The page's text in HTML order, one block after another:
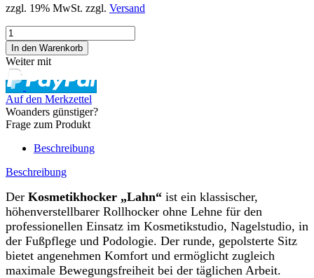
zzgl. 19% MwSt. zzgl. Versand
Weiter mit
Auf den Merkzettel
Woanders günstiger?
Frage zum Produkt
Beschreibung
Beschreibung
Der Kosmetikhocker „Lahn“ ist ein klassischer,
höhenverstellbarer Rollhocker ohne Lehne für den
professionellen Einsatz im Kosmetikstudio, Nagelstudio, in
der Fußpflege und Podologie. Der runde, gepolsterte Sitz
bietet angenehmen Komfort und ermöglicht zugleich
maximale Bewegungsfreiheit bei der täglichen Arbeit.